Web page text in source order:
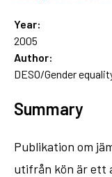
Year:
2005
Author:
DESO/Gender
Summary
Publikation om
utifrån kön är ett